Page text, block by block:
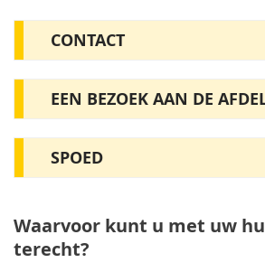
CONTACT
EEN BEZOEK AAN DE
SPOED
Waarvoor kunt u met uw
terecht?